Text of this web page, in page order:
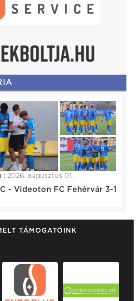
: 2026. augusztus 01.
- Videoton FC Fehérvár 3-1
TÁMOGATÓINK